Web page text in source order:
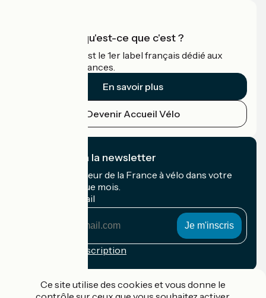
Accueil Vélo qu'est-ce que c'est ?
Accueil Vélo c'est le 1er label français dédié aux
cyclistes en vacances.
En savoir plus
Devenir Accueil Vélo
Je m'abonne à la newsletter
Recevez le meilleur de la France à vélo dans votre
boîte mail chaque mois.
Mon adresse mail
Conditions d'inscription
Ce site utilise des cookies et vous donne le